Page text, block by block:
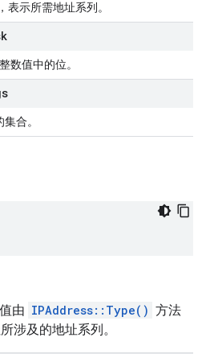
表示所需地址系列。
数值中的位。
合。
由 IPAddress::Type() 方法
涉及的地址系列。